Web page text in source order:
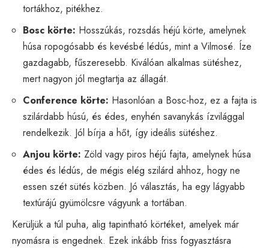
tortákhoz, pitékhez.
Bosc körte: Hosszúkás, rozsdás héjú körte, amelynek
húsa ropogósabb és kevésbé lédús, mint a Vilmosé. Íze
gazdagabb, fűszeresebb. Kiválóan alkalmas sütéshez,
mert nagyon jól megtartja az állagát.
Conference körte: Hasonlóan a Bosc-hoz, ez a fajta is
szilárdabb húsú, és édes, enyhén savanykás ízvilággal
rendelkezik. Jól bírja a hőt, így ideális sütéshez.
Anjou körte: Zöld vagy piros héjú fajta, amelynek húsa
édes és lédús, de mégis elég szilárd ahhoz, hogy ne
essen szét sütés közben. Jó választás, ha egy lágyabb
textúrájú gyümölcsre vágyunk a tortában.
Kerüljük a túl puha, alig tapintható körtéket, amelyek már
nyomásra is engednek. Ezek inkább friss fogyasztásra